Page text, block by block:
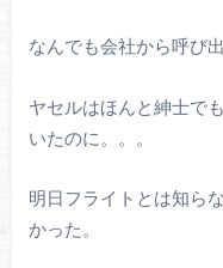
なんでも会社から呼び
ヤセルはほんと紳士で
いたのに。。。
明日フライトとは知ら
かった。